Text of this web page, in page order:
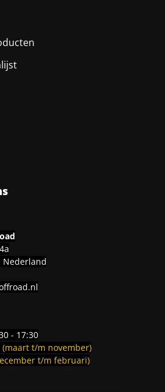
Nederland
- 17:30
(maart t/m november)
t/m februari)